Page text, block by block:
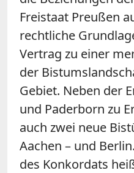
Freistaat Preußen
rechtliche
Vertrag zu einer
der
Gebiet. Neben der
und Paderborn zu
auch zwei neue
Aachen – und
des Konkordats